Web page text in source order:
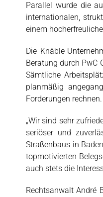
Parallel wurde die
internationalen,
einem
Die Knäble-
Beratung durch PwC
Sämtliche
planmäßig
Forderungen rechnen.
„Wir sind sehr
seriöser und
Straßenbaus in
topmotivierten
auch stets die
Rechtsanwalt André